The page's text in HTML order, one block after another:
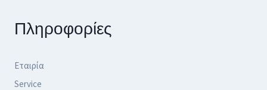
Πληροφορίες
Εταιρία
Service